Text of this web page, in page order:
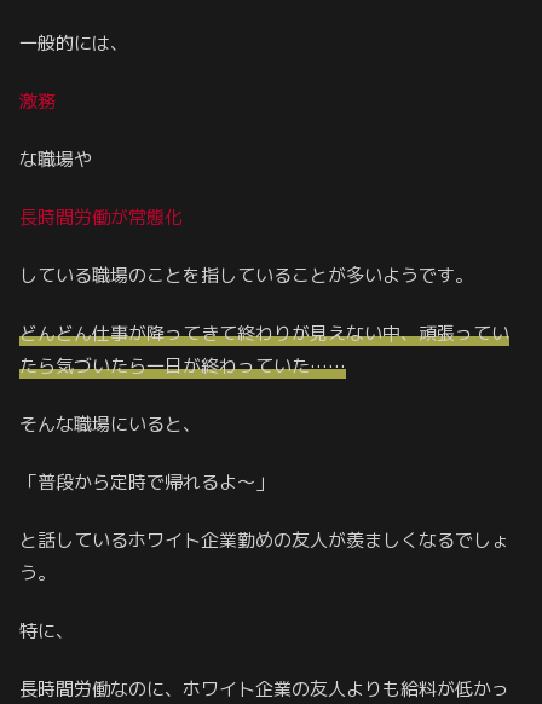
一般的には、
激務
な職場や
長時間労働が常態化
している職場のことを指していることが多いようです。
どんどん仕事が降ってきて終わりが見えない中、頑張ってい
たら気づいたら一日が終わっていた……
そんな職場にいると、
「普段から定時で帰れるよ～」
と話しているホワイト企業勤めの友人が羨ましくなるでしょ
う。
特に、
長時間労働なのに、ホワイト企業の友人よりも給料が低かっ